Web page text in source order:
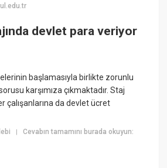
devlet para veriyor
başlamasıyla birlikte zorunlu
karşımıza çıkmaktadır. Staj
çalışanlarına da devlet ücret
|Cevabın tamamını burada okuyun: